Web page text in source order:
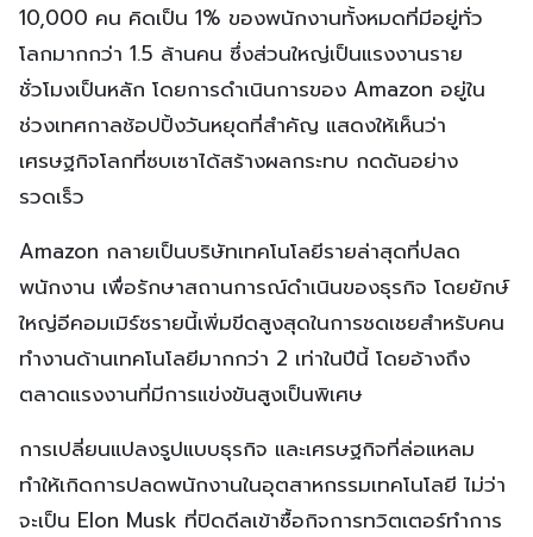
10,000 คน คิดเป็น 1% ของพนักงานทั้งหมดที่มีอยู่ทั่ว
โลกมากกว่า 1.5 ล้านคน ซึ่งส่วนใหญ่เป็นแรงงานราย
ชั่วโมงเป็นหลัก โดยการดำเนินการของ Amazon อยู่ใน
ช่วงเทศกาลช้อปปิ้งวันหยุดที่สำคัญ แสดงให้เห็นว่า
เศรษฐกิจโลกที่ซบเซาได้สร้างผลกระทบ กดดันอย่าง
รวดเร็ว
Amazon กลายเป็นบริษัทเทคโนโลยีรายล่าสุดที่ปลด
พนักงาน เพื่อรักษาสถานการณ์ดำเนินของธุรกิจ โดยยักษ์
ใหญ่อีคอมเมิร์ซรายนี้เพิ่มขีดสูงสุดในการชดเชยสำหรับคน
ทำงานด้านเทคโนโลยีมากกว่า 2 เท่าในปีนี้ โดยอ้างถึง
ตลาดแรงงานที่มีการแข่งขันสูงเป็นพิเศษ
การเปลี่ยนแปลงรูปแบบธุรกิจ และเศรษฐกิจที่ล่อแหลม
ทำให้เกิดการปลดพนักงานในอุตสาหกรรมเทคโนโลยี ไม่ว่า
จะเป็น Elon Musk ที่ปิดดีลเข้าซื้อกิจการทวิตเตอร์ทำการ